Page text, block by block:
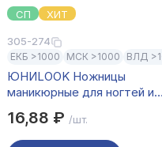
СП ХИТ
305-274
ЕКБ >1000 МСК >1000 ВЛД
ЮНИLOOK Ножницы
маникюрные для ногтей и
сталь, 8,8см, HS-0621
16,88 ₽ /шт.